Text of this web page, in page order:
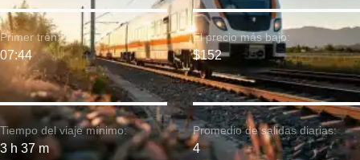
Tiempo del viaje mínimo:
3 h 37 m
Primer tren:
07:44
El precio más bajo:
$152
Promedio de salidas diarias:
4